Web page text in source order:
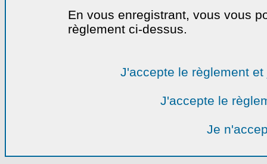
En vous enregistrant, vous vous
règlement ci-dessus.
J'accepte le règlement
J'accepte le
Je